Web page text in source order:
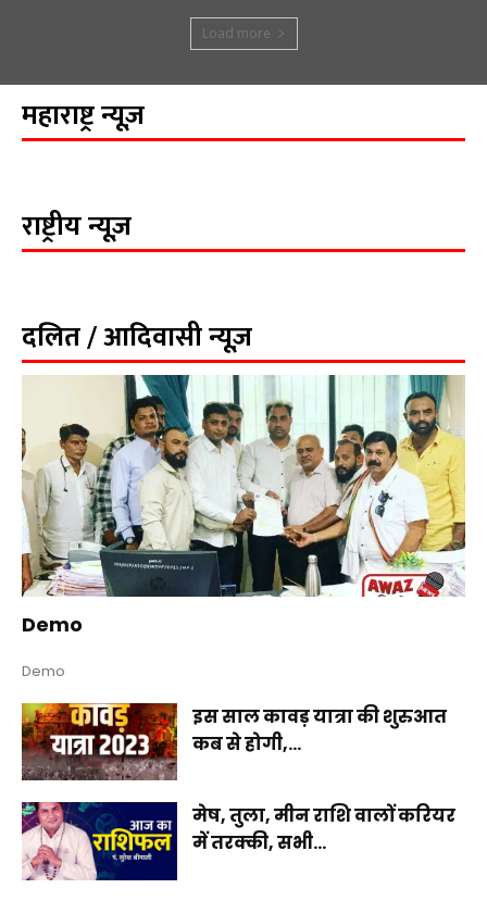
Load more
महाराष्ट्र न्यूज़
राष्ट्रीय न्यूज़
दलित / आदिवासी न्यूज़
Demo
Demo
इस साल कावड़ यात्रा की शुरुआत
कब से होगी,...
मेष, तुला, मीन राशि वालों करियर
में तरक्की, सभी...